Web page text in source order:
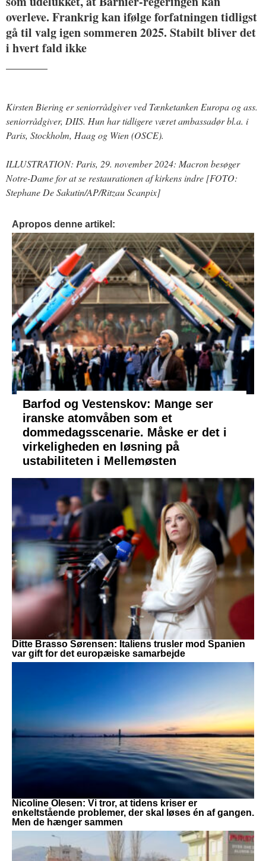
overleve. Frankrig kan ifølge forfatningen tidligst
gå til valg igen sommeren 2025. Stabilt bliver det
i hvert fald ikke
Kirsten Biering er seniorrådgiver ved Tænketanken Europa og ass.
seniorrådgiver, DIIS. Hun har tidligere været ambassadør bl.a. i
Paris, Stockholm, Haag og Wien (OSCE).
ILLUSTRATION: Paris, 29. november 2024: Macron besøger
Notre-Dame for at se restaurationen af kirkens indre [FOTO:
Stephane De Sakutin/AP/Ritzau Scanpix]
Apropos denne artikel:
Barfod og Vestenskov: Mange ser
iranske atomvåben som et
dommedagsscenarie. Måske er det i
virkeligheden en løsning på
ustabiliteten i Mellemøsten
Ditte Brasso Sørensen: Italiens trusler mod Spanien
var gift for det europæiske samarbejde
Nicoline Olesen: Vi tror, at tidens kriser er
enkeltstående problemer, der skal løses én af gangen.
Men de hænger sammen